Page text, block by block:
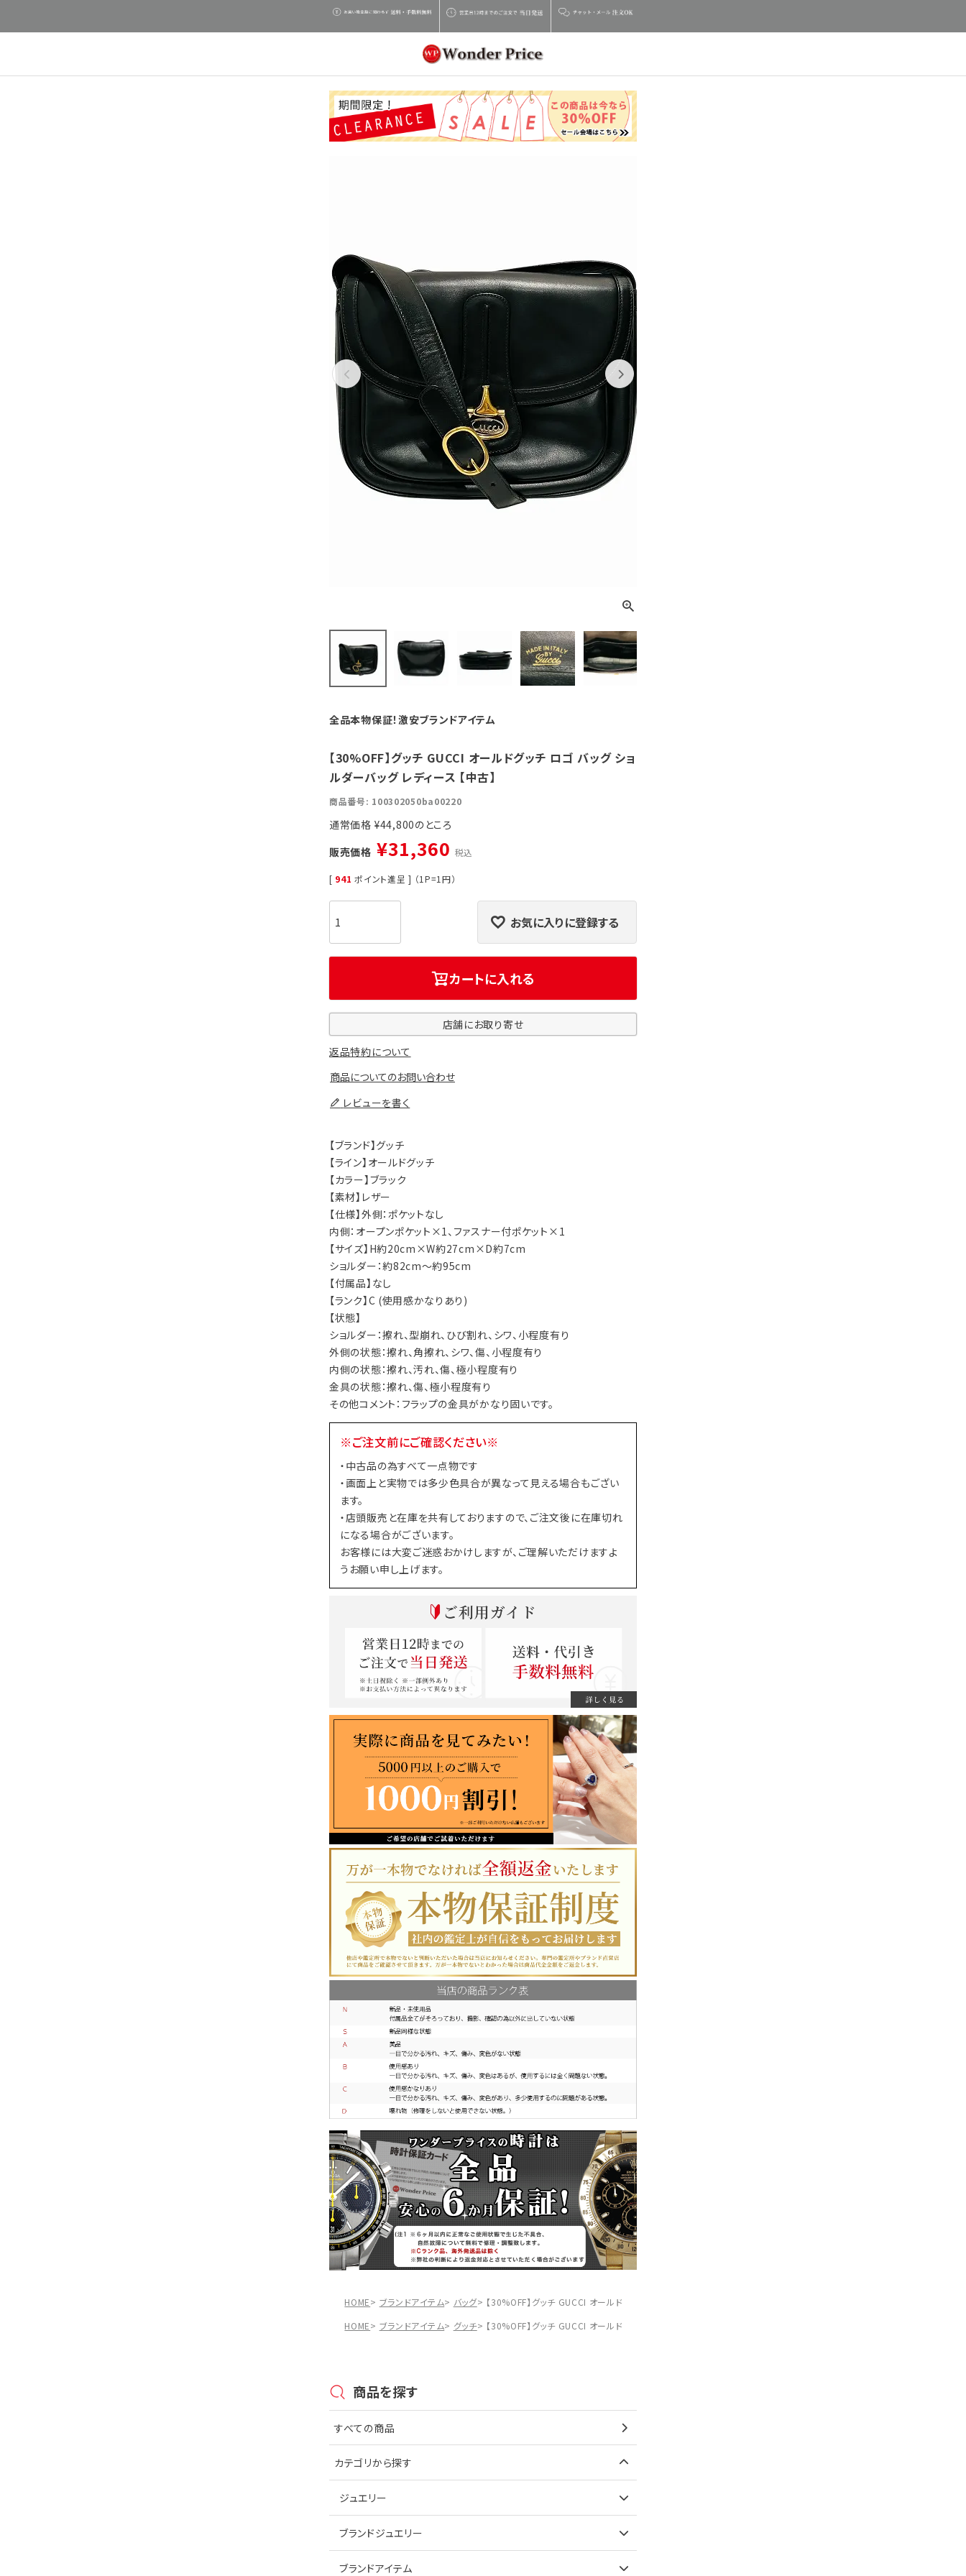
Previous Next
全品本物保証！激安ブランドアイテム
【30%OFF】グッチ GUCCI オールドグッチ ロゴ バッグ ショ
ルダーバッグ レディース 【中古】
商品番号 100302050ba00220
通常価格 ¥44,800
販売価格 ¥31,360 税込
[ 941 ポイント進呈 ] （1P=1円）
お気に入りに登録する
カートに入れる
店舗にお取り寄せ
返品特約について
商品についてのお問い合わせ
レビューを書く
【ブランド】グッチ
【ライン】オールドグッチ
【カラー】ブラック
【素材】レザー
【仕様】外側：ポケットなし
内側：オープンポケット×1、ファスナー付ポケット×1
【サイズ】H約20cm×W約27cm×D約7cm
ショルダー：約82cm～約95cm
【付属品】なし
【ランク】C (使用感かなりあり)
【状態】
ショルダー：擦れ、型崩れ、ひび割れ、シワ、小程度有り
外側の状態：擦れ、角擦れ、シワ、傷、小程度有り
内側の状態：擦れ、汚れ、傷、極小程度有り
金具の状態：擦れ、傷、極小程度有り
その他コメント：フラップの金具がかなり固いです。
※ご注文前にご確認ください※
・中古品の為すべて一点物です
・画面上と実物では多少色具合が異なって見える場合もござい
ます。
・店頭販売と在庫を共有しておりますので、ご注文後に在庫切れ
になる場合がございます。
お客様には大変ご迷惑おかけしますが、ご理解いただけますよ
うお願い申し上げます。
HOME ブランドアイテム バッグ
【30%OFF】グッチ GUCCI オールドグッチ ロゴ バッグ ショルダーバッグ レディース 【中古】
HOME
ブランドアイテム グッチ 【30%OFF】グッチ GUCCI オールドグッチ ロゴ バッグ ショルダーバッグ レディース 【中古】
商品を探す
すべての商品
カテゴリから探す
ジュエリー
アイテムで探す
ブランドジュエリー
アイテムで探す
ブランドアイテム